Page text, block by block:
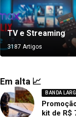
TV e Streaming
3187 Artigos
Em alta 📈
BANDA
kit de R$